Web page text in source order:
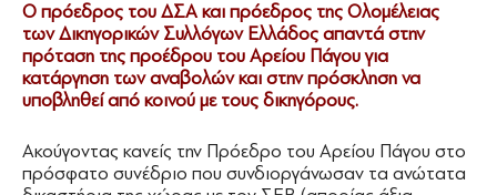
Ο πρόεδρος του ΔΣΑ και πρόεδρος της Ολομέλειας
των Δικηγορικών Συλλόγων Ελλάδος απαντά στην
πρόταση της προέδρου του Αρείου Πάγου για
κατάργηση των αναβολών και στην πρόσκληση να
υποβληθεί από κοινού με τους δικηγόρους.
Ακούγοντας κανείς την Πρόεδρο του Αρείου Πάγου στο
πρόσφατο συνέδριο που συνδιοργάνωσαν τα ανώτατα